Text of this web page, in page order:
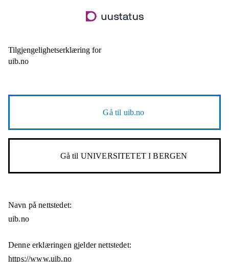
til
Tilgjengelighetserklæring for
uib.no
Gå til uib.no
Gå til UNIVERSITETET I BERGEN
Navn på nettstedet:
uib.no
Denne erklæringen gjelder nettstedet:
https://www.uib.no